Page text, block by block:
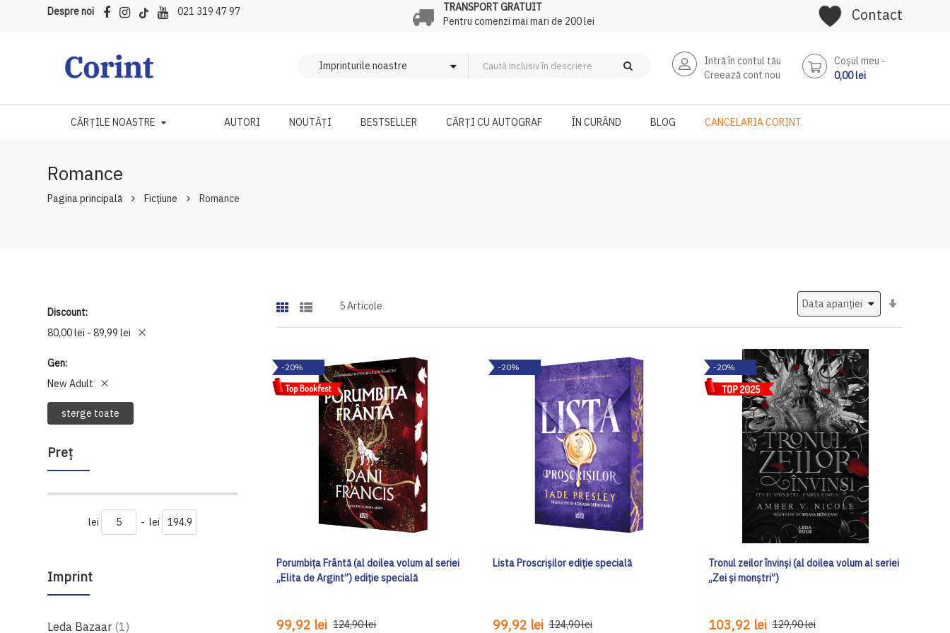
Despre noi 021 319 47 97
TRANSPORT GRATUIT
Pentru comenzi mai mari de 200 lei
Contact
Intră în contul tău
Creează cont nou
Coşul meu
0,00 lei
CĂRȚILE NOASTRE AUTORI NOUTĂȚI BESTSELLER CĂRȚI CU AUTOGRAF ÎN CURÂND BLOG CANCELARIA CORINT
Romance
Pagina principală Ficțiune Romance
Discount
80,00 lei - 89,99 lei
Gen
New Adult
sterge toate
Preţ
lei - lei
Imprint
Leda Bazaar 1produs
5Articole
-20%
Porumbița Frântă (al doilea volum al seriei
„Elita de Argint”) ediţie specială
99,92 lei 124,90 lei
-20%
Lista Proscrișilor ediţie specială
99,92 lei 124,90 lei
-20%
Tronul zeilor învinși (al doilea volum al seriei
„Zei și monștri”)
103,92 lei 129,90 lei